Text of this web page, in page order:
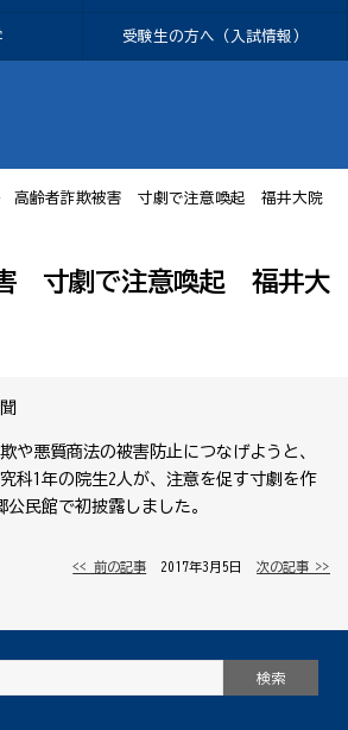
受験生の方へ（入試情報）
高齢者詐欺被害 寸劇で注意喚起 福井大院
寸劇で注意喚起 福井大
や悪質商法の被害防止につなげようと、
科1年の院生2人が、注意を促す寸劇を作
民館で初披露しました。
<< 前の記事 │ 2017年3月5日 │次の記事 >>